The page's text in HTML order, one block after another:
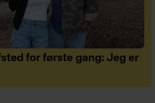
for første gang: Jeg er